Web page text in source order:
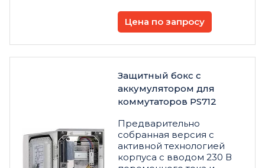
Цена по запросу
Защитный бокс с
аккумулятором для
коммутаторов PS712
Предварительно
собранная версия с
активной технологией
корпуса c вводом 230 В